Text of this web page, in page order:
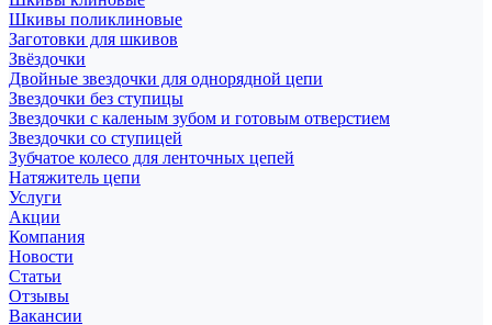
Шкивы поликлиновые
Заготовки для шкивов
Звёздочки
Двойные звездочки для однорядной цепи
Звездочки без ступицы
Звездочки с каленым зубом и готовым отверстием
Звездочки со ступицей
Зубчатое колесо для ленточных цепей
Натяжитель цепи
Услуги
Акции
Компания
Новости
Статьи
Отзывы
Вакансии